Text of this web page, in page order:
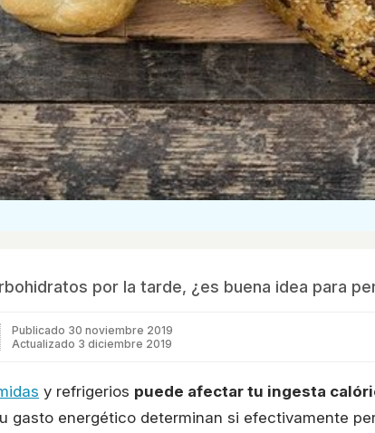
por la tarde, ¿es buena idea para
Publicado 30 noviembre 2019
Actualizado 3 diciembre 2019
y refrigerios puede afectar tu ingesta
gasto energético determinan si efectivamente